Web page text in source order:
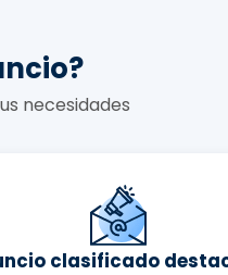
necesidades
clasificado